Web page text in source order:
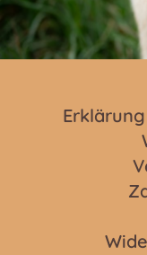
e
n